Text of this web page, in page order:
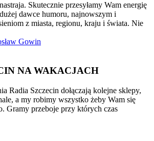
Skutecznie przesyłamy Wam energię
dawce humoru, najnowszym i
z miasta, regionu, kraju i świata. Nie
Gowin
NA WAKACJACH
Radia Szczecin dołączają kolejne sklepy,
a my robimy wszystko żeby Wam się
Gramy przeboje przy których czas